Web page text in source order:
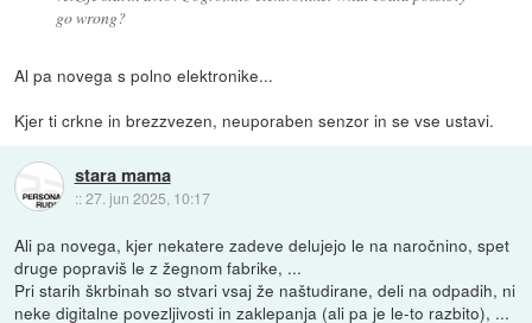
go wrong?
Al pa novega s polno elektronike...
Kjer ti crkne in brezzvezen, neuporaben senzor in se vse ustavi.
stara mama
::27. jun 2025, 10:17
Ali pa novega, kjer nekatere zadeve delujejo le na naročnino, spet
druge popraviš le z žegnom fabrike, ...
Pri starih škrbinah so stvari vsaj že naštudirane, deli na odpadih, ni
neke digitalne povezljivosti in zaklepanja (ali pa je le-to razbito), ...